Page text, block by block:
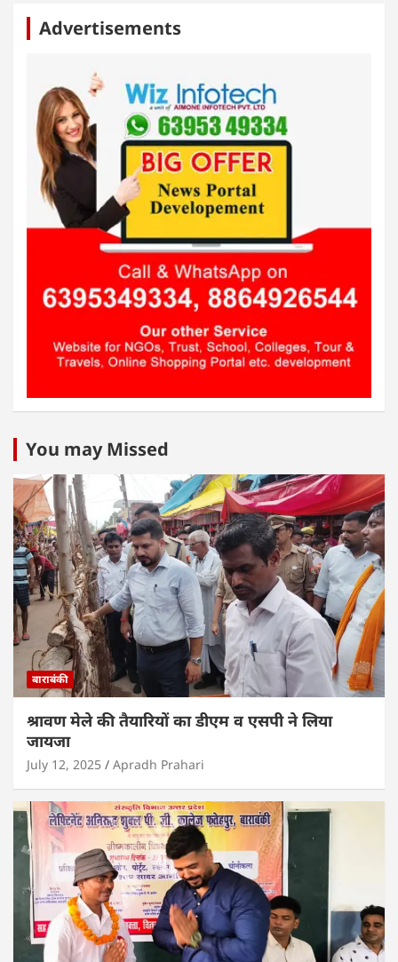
Advertisements
You may Missed
बाराबंकी
श्रावण मेले की तैयारियों का डीएम व एसपी ने लिया
जायजा
July 12, 2025 Apradh Prahari